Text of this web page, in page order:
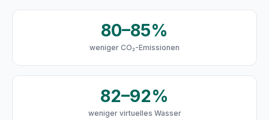
80–85%
weniger CO₂-Emissionen
82–92%
weniger virtuelles Wasser